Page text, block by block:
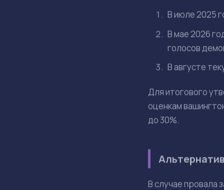
Законопроект
в США. Документ
товаров
По оценкам
оставаться в
рисков.
преткновения
который